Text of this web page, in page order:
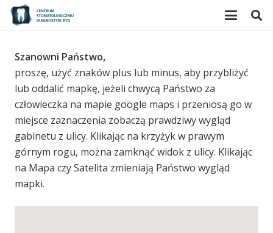
Szanowni Państwo,
proszę, użyć znaków plus lub minus, aby przybliżyć
lub oddalić mapkę, jeżeli chwycą Państwo za
człowieczka na mapie google maps i przeniosą go w
miejsce zaznaczenia zobaczą prawdziwy wygląd
gabinetu z ulicy. Klikając na krzyżyk w prawym
górnym rogu, można zamknąć widok z ulicy. Klikając
na Mapa czy Satelita zmieniają Państwo wygląd
mapki.